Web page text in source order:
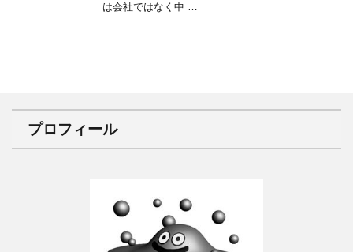
は会社ではなく中 …
プロフィール